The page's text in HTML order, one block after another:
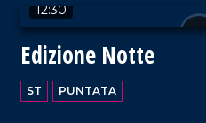
12:30
Edizione Notte
ST PUNTATA
VAI AL TITOLO